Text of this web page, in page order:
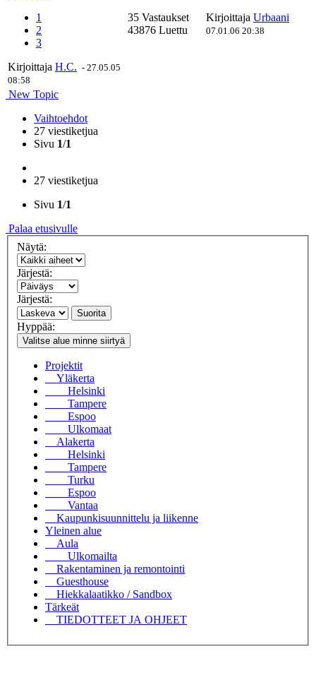
1
2
3
Kirjoittaja H.C. - 27.05.05
08:58
35 Vastaukset
43876 Luettu
Kirjoittaja Urbaani
07.01.06 20:38
New Topic
Vaihtoehdot
27 viestiketjua
Sivu 1/1
27 viestiketjua
Sivu 1/1
Palaa etusivulle
Näytä:
Järjestä:
Järjestä:
Suorita
Hyppää:
Valitse alue minne siirtyä
Projektit
Yläkerta
Helsinki
Tampere
Espoo
Ulkomaat
Alakerta
Helsinki
Tampere
Turku
Espoo
Vantaa
Kaupunkisuunnittelu ja liikenne
Yleinen alue
Aula
Ulkomailta
Rakentaminen ja remontointi
Guesthouse
Hiekkalaatikko / Sandbox
Tärkeät
TIEDOTTEET JA OHJEET